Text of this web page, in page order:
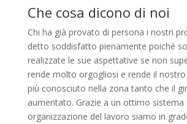
Che cosa dicono di noi
Chi ha già provato di persona i nostri
detto soddisfatto pienamente poiché
realizzate le sue aspettative se non
rende molto orgogliosi e rende il
più conosciuto nella zona tanto che il
aumentato. Grazie a un ottimo sistema
organizzazione del lavoro siamo in